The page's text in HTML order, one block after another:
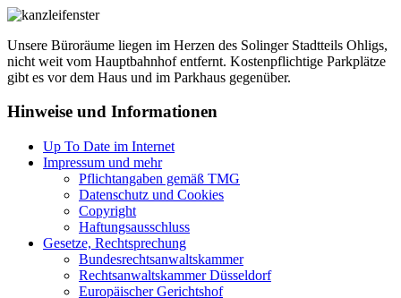
Unsere Büroräume liegen im Herzen des Solinger Stadtteils Ohligs,
nicht weit vom Hauptbahnhof entfernt. Kostenpflichtige Parkplätze
gibt es vor dem Haus und im Parkhaus gegenüber.
Hinweise und Informationen
Up To Date im Internet
Impressum und mehr
Pflichtangaben gemäß TMG
Datenschutz und Cookies
Copyright
Haftungsausschluss
Gesetze, Rechtsprechung
Bundesrechtsanwaltskammer
Rechtsanwaltskammer Düsseldorf
Europäischer Gerichtshof